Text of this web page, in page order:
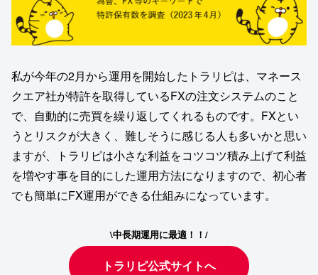
私が今年の2月から運用を開始したトラリピは、マネース
クエア社が特許を取得しているFXの注文システムのこと
で、自動的に売買を繰り返してくれるものです。FXとい
うとリスクが大きく、難しそうに感じる人も多いかと思い
ますが、トラリピは小さな利益をコツコツ積み上げて利益
を増やす事を目的にした運用方法になりますので、初心者
でも簡単にFX運用ができる仕組みになっています。
\中長期運用に最適！！/
トラリピ公式サイトへ